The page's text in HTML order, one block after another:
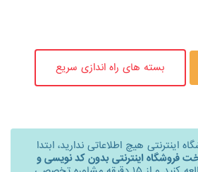
بسته های راه اندازی سریع
اینترنتی هیچ اطلاعاتی ندارید، ابتدا
فروشگاه اینترنتی بدون کد نویسی و